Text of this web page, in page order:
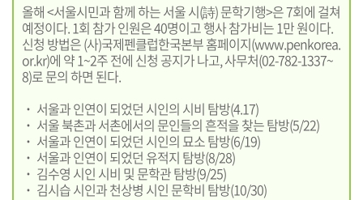
올해 <서울시민과 함께 하는 서울 시(詩) 문학기행>은 7회에 걸쳐
예정이다. 1회 참가 인원은 40명이고 행사 참가비는 1만 원이다.
신청 방법은 (사)국제펜클럽한국본부 홈페이지(www.penkorea.
or.kr)에 약 1~2주 전에 신청 공지가 나고, 사무처(02-782-1337~
8)로 문의 하면 된다.
˙ 서울과 인연이 되었던 시인의 시비 탐방(4.17)
˙ 서울 북촌과 서촌에서의 문인들의 흔적을 찾는 탐방(5/22)
˙ 서울과 인연이 되었던 시인의 묘소 탐방(6/19)
˙ 서울과 인연이 되었던 유적지 탐방(8/28)
˙ 김수영 시인 시비 및 문학관 탐방(9/25)
˙ 김시습 시인과 천상병 시인 문학비 탐방(10/30)